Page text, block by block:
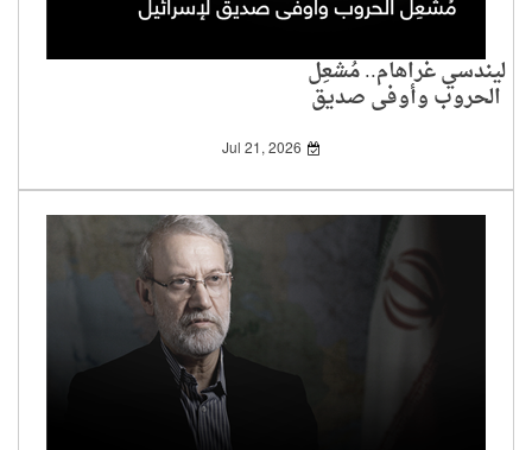
ليندسي غراهام.. مُشعِل
الحروب وأوفى صديق
Jul 21, 2026